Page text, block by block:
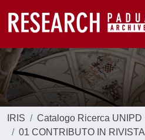
IRIS
Catalogo Ricerca UNIPD
01 CONTRIBUTO IN RIVISTA